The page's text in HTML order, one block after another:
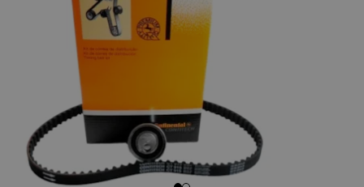
MAÇANETA
BOLA DE CÂMBIO
MÁQUINA DE VIDRO